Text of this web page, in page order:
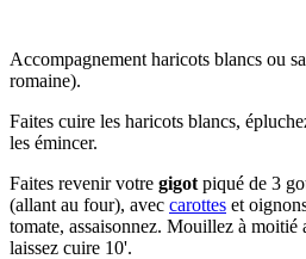
Accompagnement haricots blancs ou
romaine).
Faites cuire les haricots blancs,
les émincer.
Faites revenir votre gigot piqué de 3
(allant au four), avec carottes et
tomate, assaisonnez. Mouillez à
laissez cuire 10'.